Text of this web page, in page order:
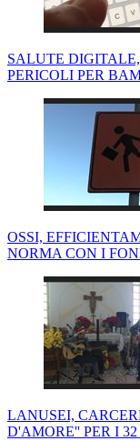
SALUTE
PERICOLI PER
OSSI,
NORMA CON I
LANUSEI,
D'AMORE'' PER I